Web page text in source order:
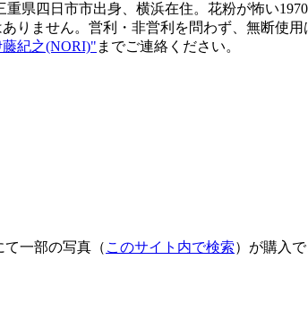
重県四日市市出身、横浜在住。花粉が怖い
りません。営利・非営利を問わず、無断使用
紀之(NORI)" までご連絡ください。
て一部の写真（ このサイト内で検索）が購入で